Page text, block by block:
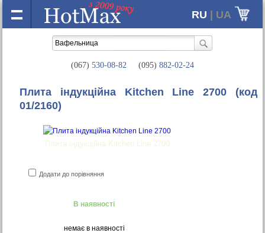
RU | UA
(067) 530-08-82 (095) 882-02-24
Плита індукційна Kitchen Line 2700 (код
01/2160)
Плита індукційна Kitchen Line 2700
Додати до порівняння
В наявності
немає в наявності